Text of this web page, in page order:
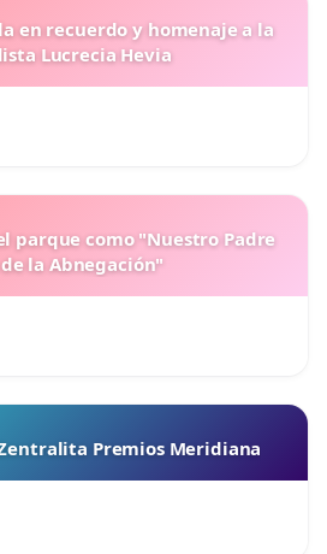
en recuerdo y homenaje a la
Lucrecia Hevia
parque como "Nuestro Padre
de la Abnegación"
Premios Meridiana